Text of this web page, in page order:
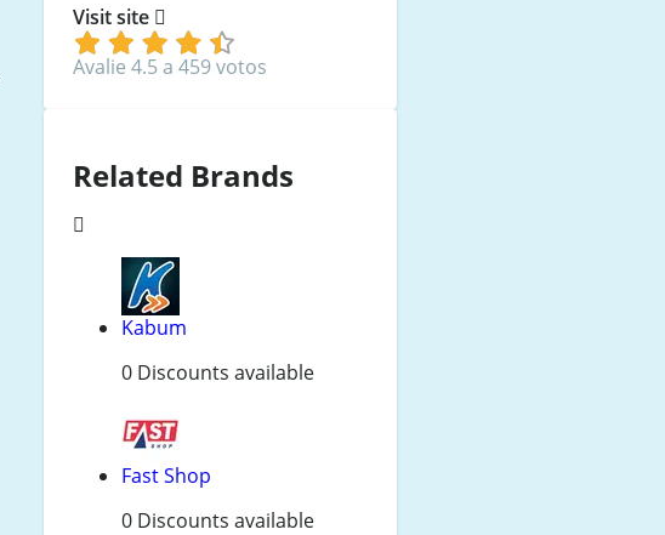
Visit site
Avalie 4.5 a 459 votos
Related Brands
Kabum
0 Discounts available
Fast Shop
0 Discounts available